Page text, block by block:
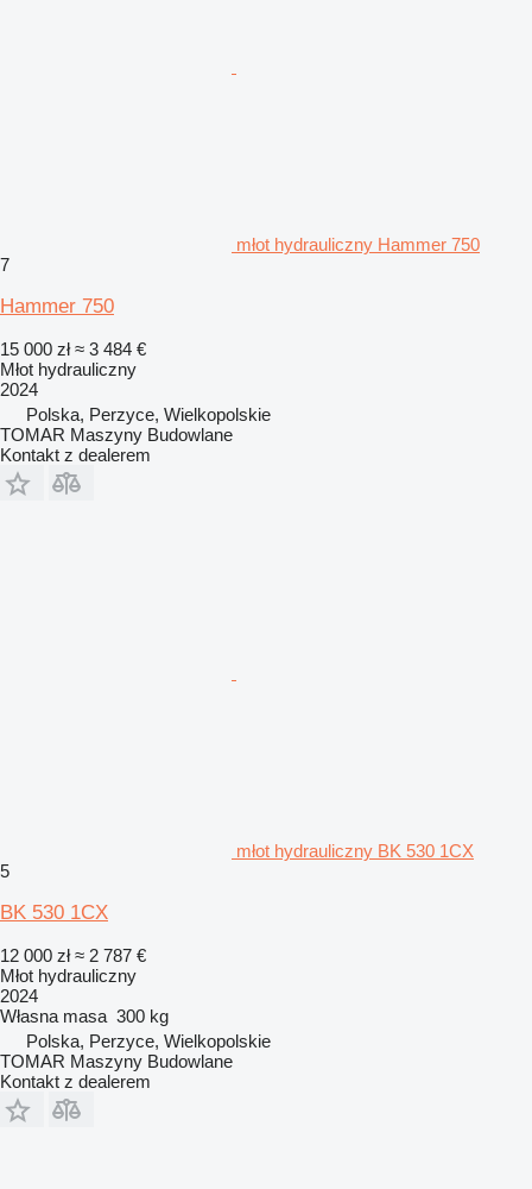
młot hydrauliczny Hammer 750
7
Hammer 750
15 000 zł ≈ 3 484 €
Młot hydrauliczny
2024
Polska, Perzyce, Wielkopolskie
TOMAR Maszyny Budowlane
Kontakt z dealerem
młot hydrauliczny BK 530 1CX
5
BK 530 1CX
12 000 zł ≈ 2 787 €
Młot hydrauliczny
2024
Własna masa 300 kg
Polska, Perzyce, Wielkopolskie
TOMAR Maszyny Budowlane
Kontakt z dealerem